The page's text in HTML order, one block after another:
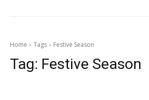
Home Tags Festive Season
Tag: Festive Season